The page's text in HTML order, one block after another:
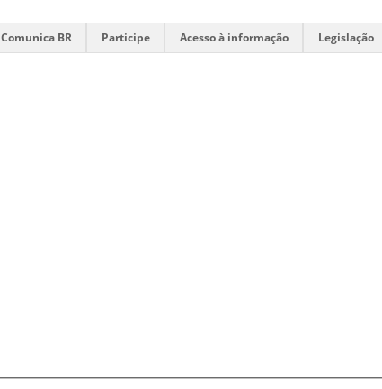
Comunica BR Participe Acesso à informação Legislação